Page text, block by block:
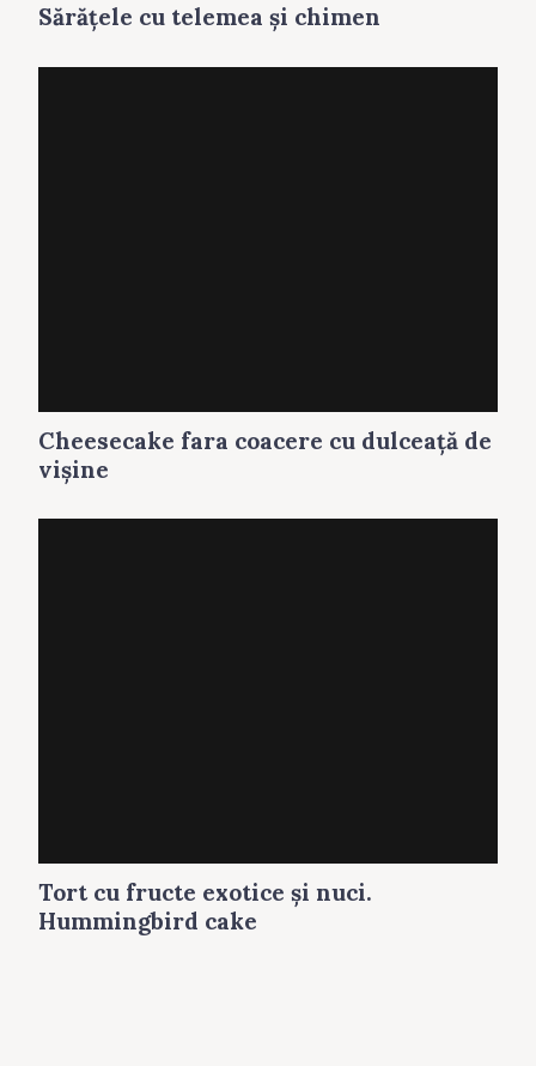
Sărăţele cu telemea și chimen
Cheesecake fara coacere cu dulceaţă de
vişine
Tort cu fructe exotice şi nuci.
Hummingbird cake